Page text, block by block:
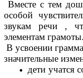
Вместе с тем
особой
звукам речи ,
элементам грамоты.
В усвоении
значительные
дети учатся